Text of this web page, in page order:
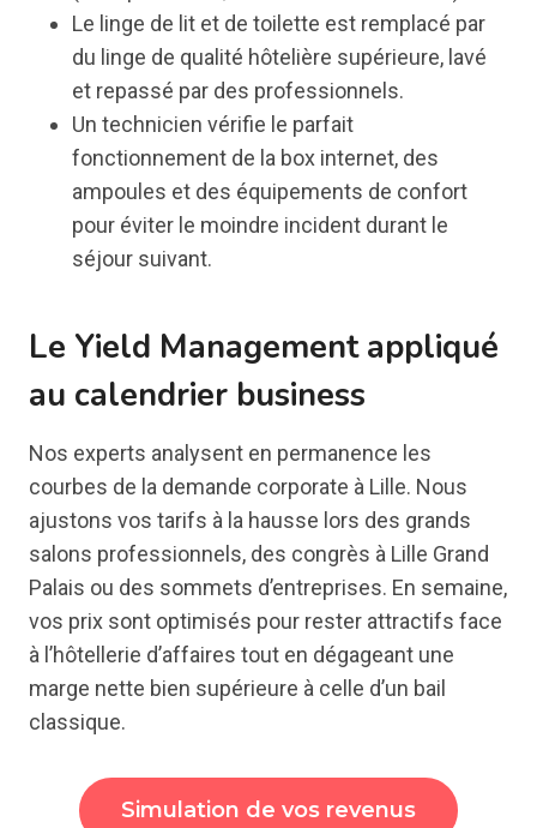
Le linge de lit et de toilette est remplacé par
du linge de qualité hôtelière supérieure, lavé
et repassé par des professionnels.
Un technicien vérifie le parfait
fonctionnement de la box internet, des
ampoules et des équipements de confort
pour éviter le moindre incident durant le
séjour suivant.
Le Yield Management appliqué
au calendrier business
Nos experts analysent en permanence les
courbes de la demande corporate à Lille. Nous
ajustons vos tarifs à la hausse lors des grands
salons professionnels, des congrès à Lille Grand
Palais ou des sommets d’entreprises. En semaine,
vos prix sont optimisés pour rester attractifs face
à l’hôtellerie d’affaires tout en dégageant une
marge nette bien supérieure à celle d’un bail
classique.
Simulation de vos revenus